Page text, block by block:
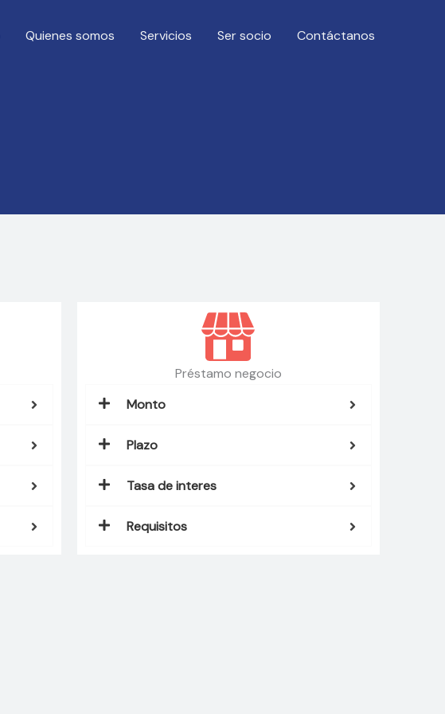
Quienes somos Servicios Ser socio Contáctanos
Préstamo negocio
Monto
Plazo
Tasa de interes
Requisitos